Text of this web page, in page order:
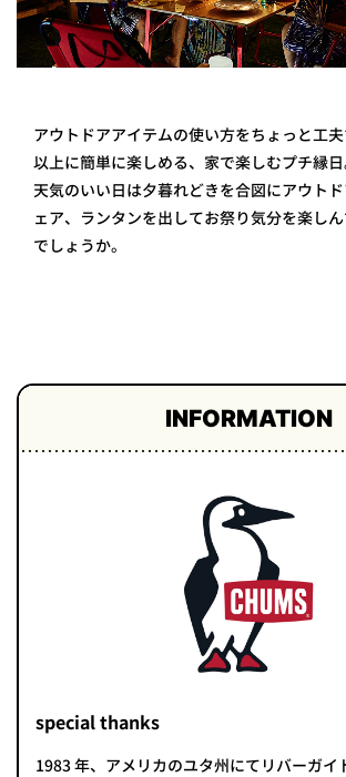
アウトドアアイテムの使い方をちょっと工
以上に簡単に楽しめる、家で楽しむプチ縁日
天気のいい日は夕暮れどきを合図にアウト
ェア、ランタンを出してお祭り気分を楽し
でしょうか。
INFORMATION
special thanks
1983 年、アメリカのユタ州にてリバーガイ